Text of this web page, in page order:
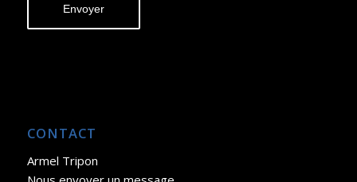
CONTACT
Armel Tripon